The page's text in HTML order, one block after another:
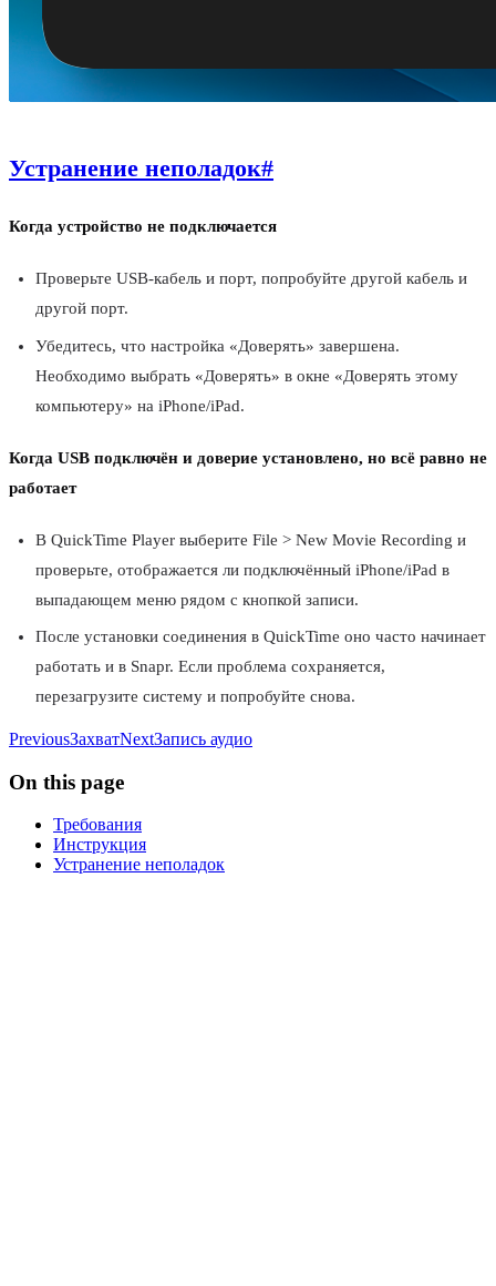
Устранение неполадок#
Когда устройство не подключается
Проверьте USB-кабель и порт, попробуйте другой кабель и
другой порт.
Убедитесь, что настройка «Доверять» завершена.
Необходимо выбрать «Доверять» в окне «Доверять этому
компьютеру» на iPhone/iPad.
Когда USB подключён и доверие установлено, но всё равно не
работает
В QuickTime Player выберите File > New Movie Recording и
проверьте, отображается ли подключённый iPhone/iPad в
выпадающем меню рядом с кнопкой записи.
После установки соединения в QuickTime оно часто начинает
работать и в Snapr. Если проблема сохраняется,
перезагрузите систему и попробуйте снова.
PreviousЗахватNextЗапись аудио
On this page
Требования
Инструкция
Устранение неполадок